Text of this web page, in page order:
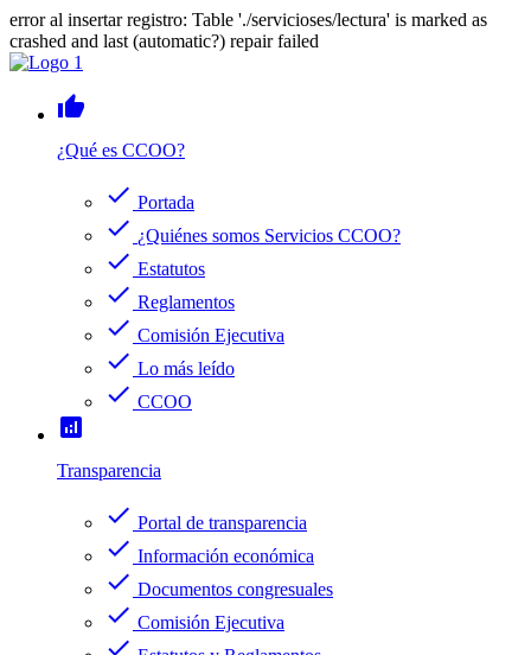
error al insertar registro: Table './servicioses/lectura' is marked as
crashed and last (automatic?) repair failed
thumb_up
¿Qué es CCOO?
check Portada
check ¿Quiénes somos Servicios CCOO?
check Estatutos
check Reglamentos
check Comisión Ejecutiva
check Lo más leído
check CCOO
analytics
Transparencia
check Portal de transparencia
check Información económica
check Documentos congresuales
check Comisión Ejecutiva
check